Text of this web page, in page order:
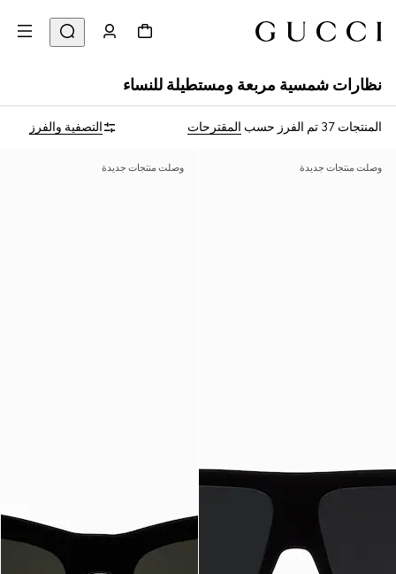
نظارات شمسية مربعة ومستطيلة للنساء
المنتجات 37 تم الفرز حسب المقترحات التصفية والفرز
وصلت منتجات جديدة وصلت منتجات جديدة